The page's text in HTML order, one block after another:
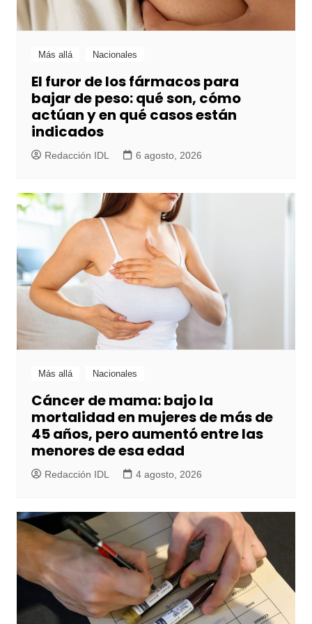
Más allá Nacionales
El furor de los fármacos para
bajar de peso: qué son, cómo
actúan y en qué casos están
indicados
Redacción IDL 6 agosto, 2026
Más allá Nacionales
Cáncer de mama: bajo la
mortalidad en mujeres de más de
45 años, pero aumentó entre las
menores de esa edad
Redacción IDL 4 agosto, 2026